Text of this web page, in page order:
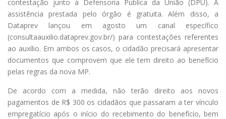
contestação junto à Defensoria Pública da União (DPU). A
assistência prestada pelo órgão é gratuita. Além disso, a
Dataprev lançou em agosto um canal específico
(consultaauxilio.dataprev.gov.br/) para contestações referentes
ao auxílio. Em ambos os casos, o cidadão precisará apresentar
documentos que comprovem que ele tem direito ao benefício
pelas regras da nova MP.
De acordo com a medida, não terão direito aos novos
pagamentos de R$ 300 os cidadãos que passaram a ter vínculo
empregatício após o início do recebimento do benefício, bem